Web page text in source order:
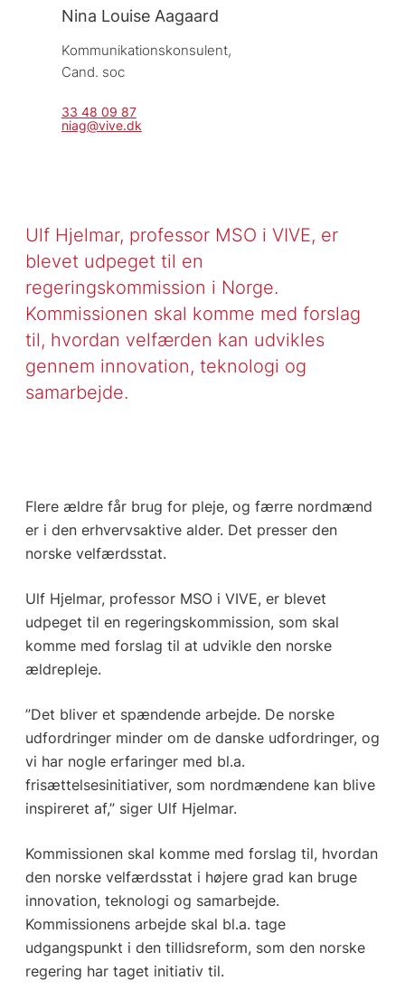
Nina Louise Aagaard
Kommunikationskonsulent,
Cand. soc
33 48 09 87
niag@vive.dk
Ulf Hjelmar, professor MSO i VIVE, er
blevet udpeget til en
regeringskommission i Norge.
Kommissionen skal komme med forslag
til, hvordan velfærden kan udvikles
gennem innovation, teknologi og
samarbejde.
Flere ældre får brug for pleje, og færre nordmænd
er i den erhvervsaktive alder. Det presser den
norske velfærdsstat.
Ulf Hjelmar, professor MSO i VIVE, er blevet
udpeget til en regeringskommission, som skal
komme med forslag til at udvikle den norske
ældrepleje.
”Det bliver et spændende arbejde. De norske
udfordringer minder om de danske udfordringer, og
vi har nogle erfaringer med bl.a.
frisættelsesinitiativer, som nordmændene kan blive
inspireret af,” siger Ulf Hjelmar.
Kommissionen skal komme med forslag til, hvordan
den norske velfærdsstat i højere grad kan bruge
innovation, teknologi og samarbejde.
Kommissionens arbejde skal bl.a. tage
udgangspunkt i den tillidsreform, som den norske
regering har taget initiativ til.